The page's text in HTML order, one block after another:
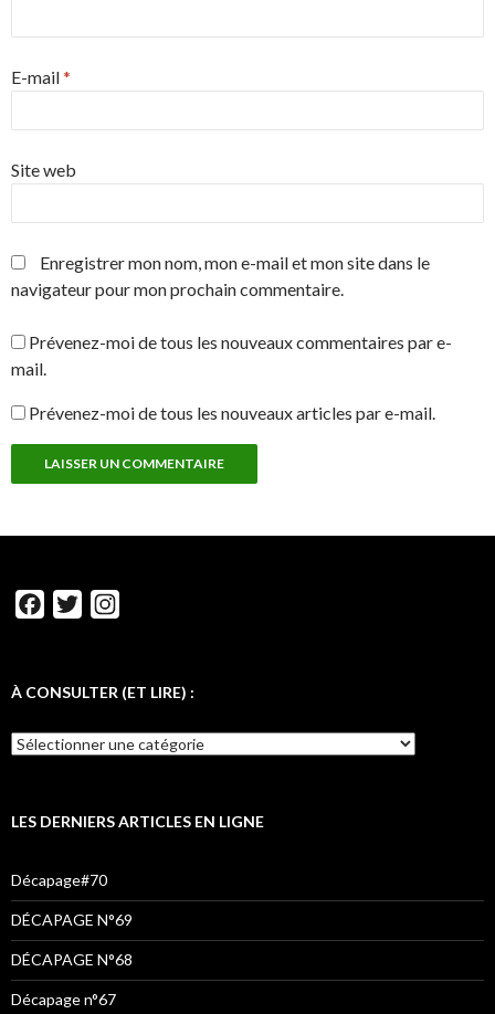
E-mail*
Site web
Enregistrer mon nom, mon e-mail et mon site dans le
navigateur pour mon prochain commentaire.
Prévenez-moi de tous les nouveaux commentaires par e-
mail.
Prévenez-moi de tous les nouveaux articles par e-mail.
e
o
t
e
t
g
m
À CONSULTER (ET LIRE) :
À
CONSULTER
:LES DERNIERS ARTICLES EN LIGNE
Décapage#70
DÉCAPAGE N°69
DÉCAPAGE N°68
Décapage n°67